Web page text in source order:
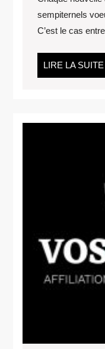
sempiternels
C’est le cas
LIRE LA SUITE